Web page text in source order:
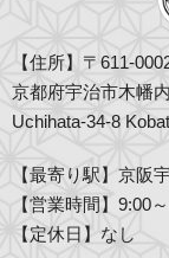
【住所】〒611-
京都府宇治市木幡
Uchihata-34-8
【最寄り駅】京
【営業時間】9:00
【定休日】なし